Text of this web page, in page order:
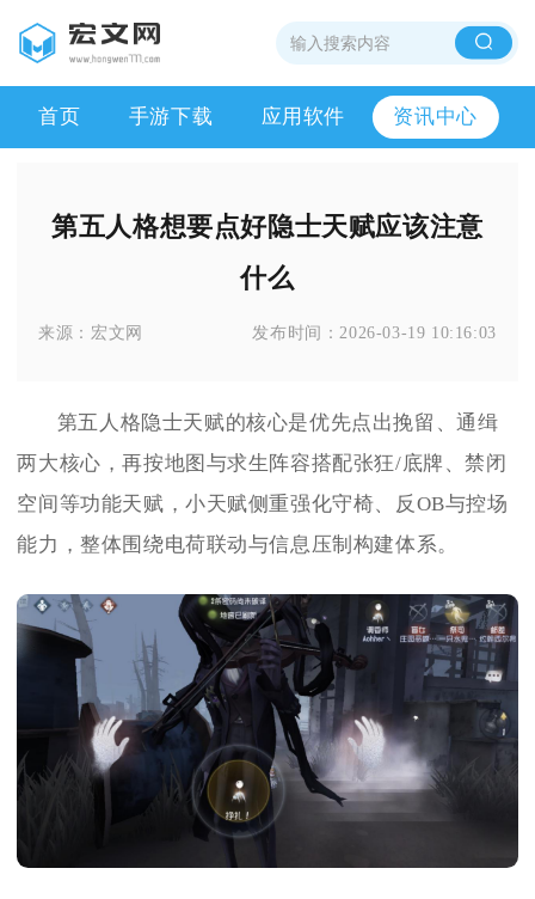
首页 手游下载 应用软件 资讯中心
第五人格想要点好隐士天赋应该注意
什么
来源： 宏文网 发布时间： 2026-03-19 10:16:03
第五人格隐士天赋的核心是优先点出挽留、通缉
两大核心，再按地图与求生阵容搭配张狂/底牌、禁闭
空间等功能天赋，小天赋侧重强化守椅、反OB与控场
能力，整体围绕电荷联动与信息压制构建体系。